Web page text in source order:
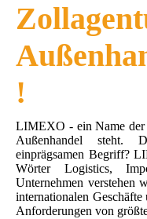
!
LIMEXO - ein Name der
Außenhandel steht.
einprägsamen Begriff?
Wörter Logistics,
Unternehmen verstehen
internationalen
Anforderungen von